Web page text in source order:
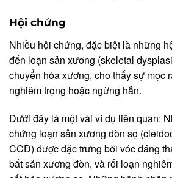
Hội chứng
Nhiều hội chứng, đặc biệt là những
đến loạn sản xương (skeletal
chuyển hóa xương, cho thấy sự mọc
nghiêm trọng hoặc ngừng hẳn.
Dưới đây là một vài ví dụ liên quan:
chứng loạn sản xương đòn sọ
CCD) được đặc trưng bởi vóc dáng
bất sản xương đòn, và rối loạn